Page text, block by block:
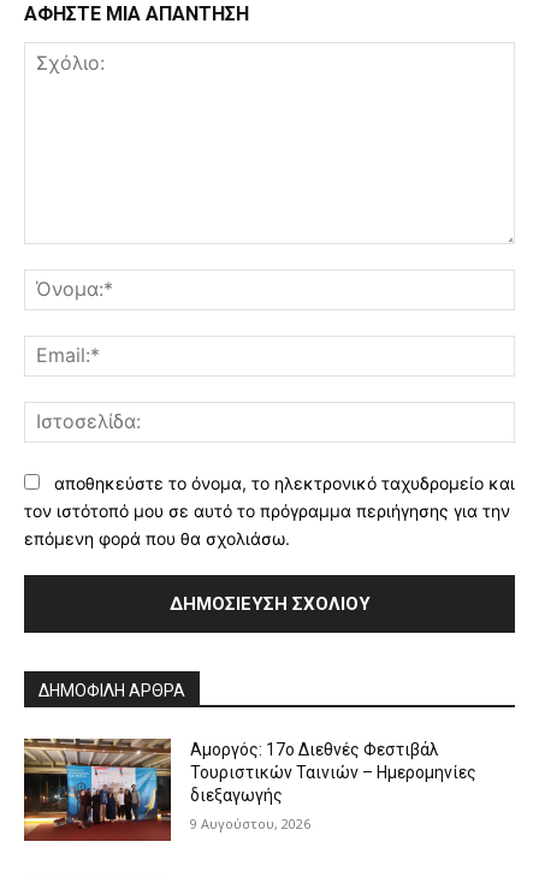
ΑΦΗΣΤΕ ΜΙΑ ΑΠΑΝΤΗΣΗ
αποθηκεύστε το όνομα, το ηλεκτρονικό ταχυδρομείο και
τον ιστότοπό μου σε αυτό το πρόγραμμα περιήγησης για την
επόμενη φορά που θα σχολιάσω.
ΔΗΜΟΦΙΛΗ ΑΡΘΡΑ
Αμοργός: 17ο Διεθνές Φεστιβάλ
Τουριστικών Ταινιών – Ημερομηνίες
διεξαγωγής
9 Αυγούστου, 2026